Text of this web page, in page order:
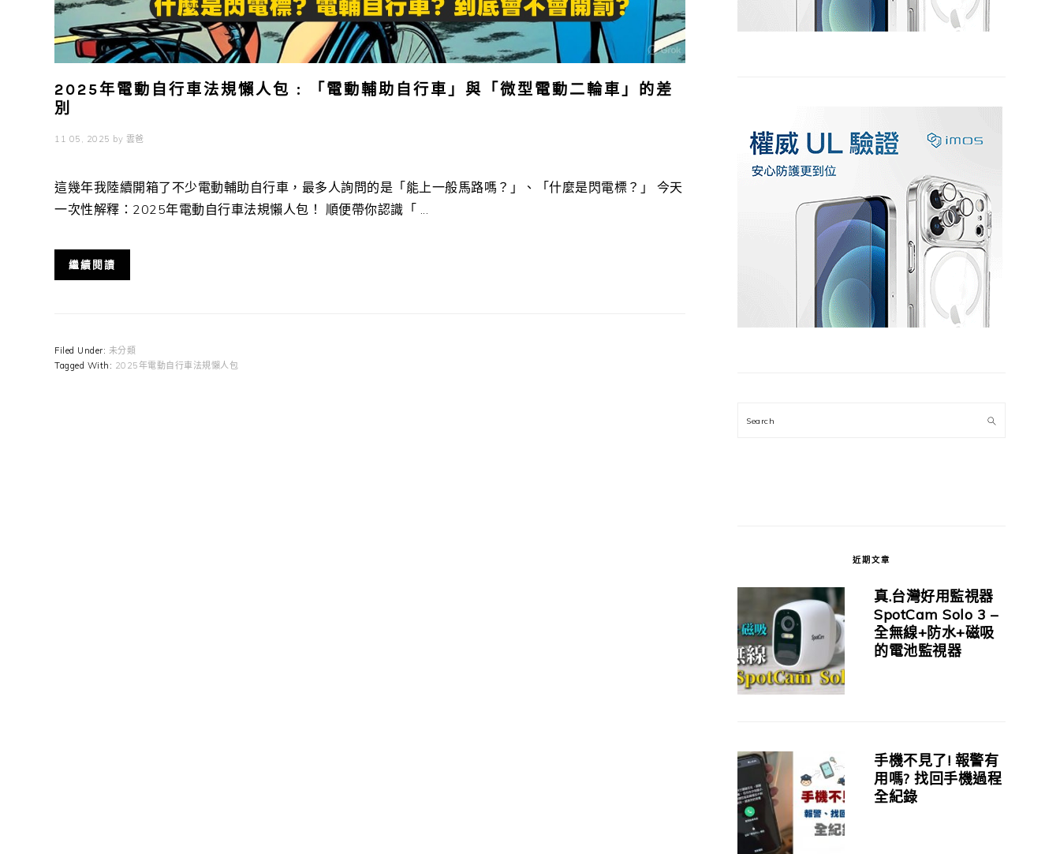
2025年電動自行車法規懶人包 : 「電動輔助自行車」與「微型電動二輪車」的差
別
11 05, 2025 by 雲爸
這幾年我陸續開箱了不少電動輔助自行車，最多人詢問的是「能上一般馬路嗎？」、「什麼是閃電標？」 今天
一次性解釋：2025年電動自行車法規懶人包！ 順便帶你認識「 ...
繼續閱讀
Filed Under: 未分類
Tagged With: 2025年電動自行車法規懶人包
Search
近期文章
真.台灣好用監視器
SpotCam Solo 3 –
全無線+防水+磁吸
的電池監視器
手機不見了! 報警有
用嗎? 找回手機過程
全紀錄